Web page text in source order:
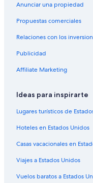
Campings en Boone
Casas de campo en
Casas de huéspedes
Resorts en Boone
Apartamentos en
Hoteles de Best
Hoteles con spa en
Hoteles todo incluido
Hoteles de ski en
Hoteles románticos
Hoteles baratos en
Anunciar una propiedad
Propuestas comerciales
Relaciones con los
Publicidad
Affiliate Marketing
Ideas para inspirarte
Lugares turísticos de
Hoteles en Estados Unidos
Casas vacacionales en
Viajes a Estados Unidos
Vuelos baratos a Estados